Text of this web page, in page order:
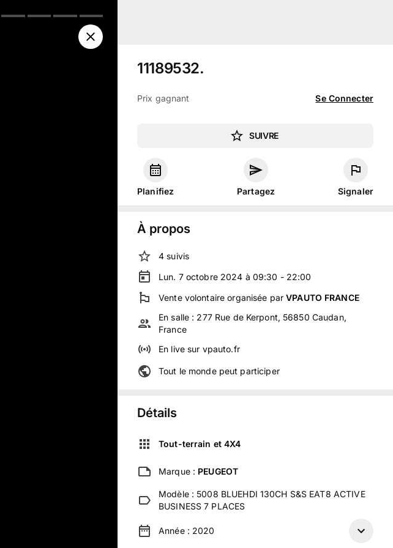
11189532.
Prix gagnant Se Connecter
SUIVRE
Planifiez Partagez Signaler
À propos
4 suivis
Lun. 7 octobre 2024 à 09:30 - 22:00
Vente volontaire organisée parVPAUTO FRANCE
En salle : 277 Rue de Kerpont, 56850 Caudan,
France
En livesur vpauto.fr
Tout le monde peut participer
Détails
Tout-terrain et 4X4
Marque : PEUGEOT
Modèle : 5008 BLUEHDI 130CH S&S EAT8 ACTIVE
BUSINESS 7 PLACES
Année : 2020